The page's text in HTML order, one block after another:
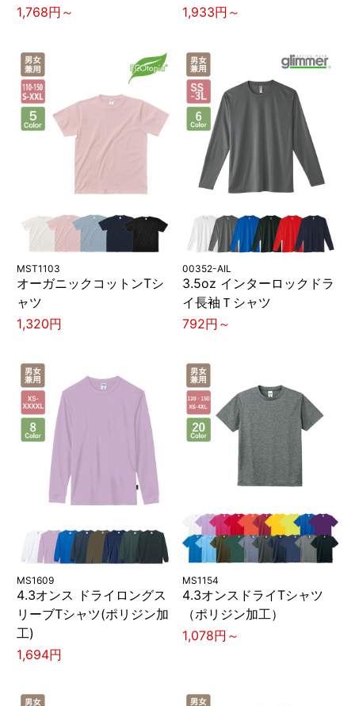
1,768円～
1,933円～
MST1103
オーガニックコットンTシ
ャツ
1,320円
00352-AIL
3.5oz インターロックドラ
イ長袖Ｔシャツ
792円～
MS1609
4.3オンス ドライロングス
リーブTシャツ(ポリジン加
工)
1,694円
MS1154
4.3オンスドライTシャツ
（ポリジン加工）
1,078円～